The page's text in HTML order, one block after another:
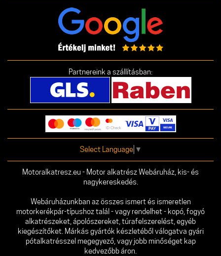
Partnereink a szállításban:
Select Language ▼
Motoralkatresz.eu - Motor alkatrész Webáruház, kis- és
nagykereskedés.
Webáruházunkban az összes ismert és ismeretlen
motorkerékpár-típushoz talál - vagy rendelhet - kopó, fogyó
alkatrészeket, ápolószereket, túrafelszerelést, egyéb
kiegészítőket. Márkás gyártók készletéből válogatva gyári
pótalkatrésszel megegyező, vagy jobb minőséget kap
kedvezőbb áron.